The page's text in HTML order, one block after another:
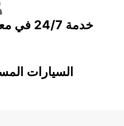
خدمة 24/7 في معظم المطارات الرئيسية
السيارات